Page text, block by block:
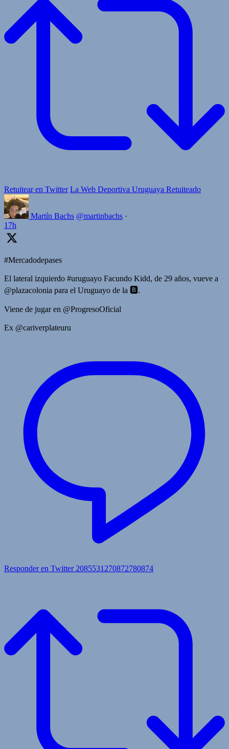
Retuitear en Twitter La Web Deportiva Uruguaya Retuiteado
Martín Bachs @martinbachs ·
17h
#Mercadodepases
El lateral izquierdo #uruguayo Facundo Kidd, de 29 años, vueve a
@plazacolonia para el Uruguayo de la 🅱️.
Viene de jugar en @ProgresoOficial
Ex @cariverplateuru
Responder en Twitter 2085531270872780874